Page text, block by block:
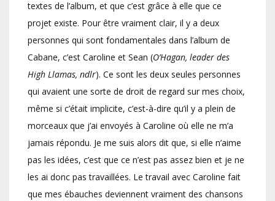
textes de l’album, et que c’est grâce à elle que ce
projet existe. Pour être vraiment clair, il y a deux
personnes qui sont fondamentales dans l’album de
Cabane, c’est Caroline et Sean (O’Hagan, leader des
High Llamas, ndlr). Ce sont les deux seules personnes
qui avaient une sorte de droit de regard sur mes choix,
même si c’était implicite, c’est-à-dire qu’il y a plein de
morceaux que j’ai envoyés à Caroline où elle ne m’a
jamais répondu. Je me suis alors dit que, si elle n’aime
pas les idées, c’est que ce n’est pas assez bien et je ne
les ai donc pas travaillées. Le travail avec Caroline fait
que mes ébauches deviennent vraiment des chansons